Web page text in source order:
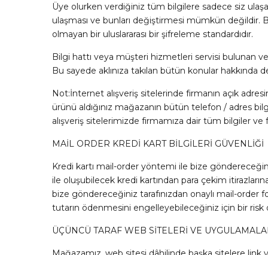
Üye olurken verdiğiniz tüm bilgilere sadece siz
ulaşması ve bunları değiştirmesi mümkün değildir.
olmayan bir uluslararası bir şifreleme standardıdır.
Bilgi hattı veya müşteri hizmetleri servisi bulunan
Bu sayede aklınıza takılan bütün konular hakkında
Not:İnternet alışveriş sitelerinde firmanın açık
ürünü aldığınız mağazanın bütün telefon / adres
alışveriş sitelerimizde firmamıza dair tüm bilgiler
MAİL ORDER KREDİ KART BİLGİLERİ GÜVENLİĞİ
Kredi kartı mail-order yöntemi ile bize
ile oluşubilecek kredi kartından para çekim
bize göndereceğiniz tarafınızdan onaylı mail-order
tutarın ödenmesini engelleyebileceğiniz için bir risk
ÜÇÜNCÜ TARAF WEB SİTELERİ VE